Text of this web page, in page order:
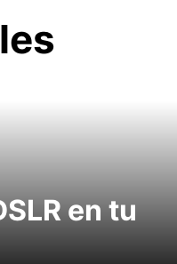
en tu